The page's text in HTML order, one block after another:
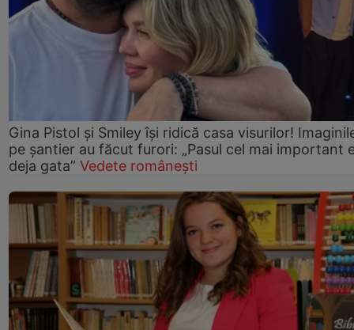
Gina Pistol și Smiley își ridică casa visurilor!
pe șantier au făcut furori: „Pasul cel mai important
deja gata” Vedete românești